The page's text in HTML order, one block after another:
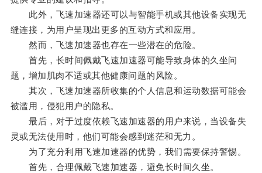
此外，飞速加速器还可以与智能手机或其他设备实现无
缝连接，为用户呈现出更多的互动方式和应用。
然而，飞速加速器也存在一些潜在的危险。
首先，长时间佩戴飞速加速器可能导致身体的久坐问
题，增加肌肉不适或其他健康问题的风险。
其次，飞速加速器所收集的个人信息和运动数据可能会
被滥用，侵犯用户的隐私。
最后，对于过度依赖飞速加速器的用户来说，当设备失
灵或无法使用时，他们可能会感到迷茫和无力。
为了充分利用飞速加速器的优势，我们需要保持警惕。
首先，合理佩戴飞速加速器，避免长时间久坐。